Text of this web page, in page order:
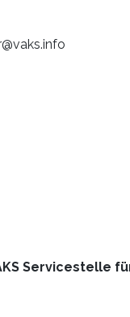
Servicestelle